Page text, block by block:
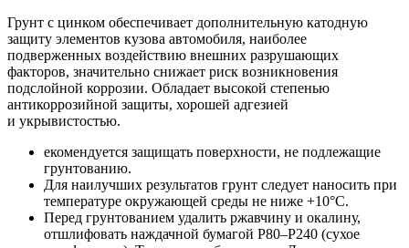
Грунт с цинком обеспечивает дополнительную катодную
защиту элементов кузова автомобиля, наиболее
подверженных воздействию внешних разрушающих
факторов, значительно снижает риск возникновения
подслойной коррозии. Обладает высокой степенью
антикоррозийной защиты, хорошей адгезией
и укрывистостью.
екомендуется защищать поверхности, не подлежащие
грунтованию.
Для наилучших результатов грунт следует наносить при
температуре окружающей среды не ниже +10°С.
Перед грунтованием удалить ржавчину и окалину,
отшлифовать наждачной бумагой Р80–Р240 (сухое